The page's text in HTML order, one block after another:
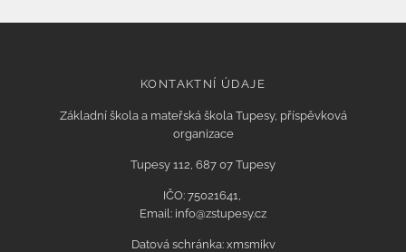
KONTAKTNÍ ÚDAJE
Základní škola a mateřská škola Tupesy, příspěvková
organizace
Tupesy 112, 687 07 Tupesy
IČO: 75021641,
Email: info@zstupesy.cz
Datová schránka: xmsmikv